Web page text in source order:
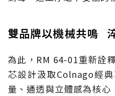
雙品牌以機械共鳴
為此，RM 64-01重新詮
芯設計汲取Colnago經
量、通透與立體感為核